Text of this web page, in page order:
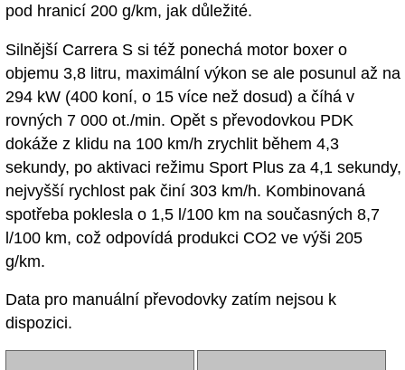
pod hranicí 200 g/km, jak důležité.
Silnější Carrera S si též ponechá motor boxer o
objemu 3,8 litru, maximální výkon se ale posunul až na
294 kW (400 koní, o 15 více než dosud) a číhá v
rovných 7 000 ot./min. Opět s převodovkou PDK
dokáže z klidu na 100 km/h zrychlit během 4,3
sekundy, po aktivaci režimu Sport Plus za 4,1 sekundy,
nejvyšší rychlost pak činí 303 km/h. Kombinovaná
spotřeba poklesla o 1,5 l/100 km na současných 8,7
l/100 km, což odpovídá produkci CO2 ve výši 205
g/km.
Data pro manuální převodovky zatím nejsou k
dispozici.